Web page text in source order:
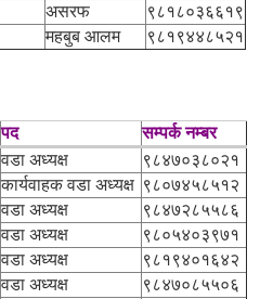
असरफ
९८१८०३६६१९
महबुब आलम ९८१९४४८५२१
पद
सम्पर्क नम्बर
वडा अध्यक्ष
९८४७०३८०२१
कार्यवाहक वडा अध्यक्ष ९८०७४५८५१२
वडा अध्यक्ष
९८४७२८५५८६
वडा अध्यक्ष
९८०५४०३९७१
वडा अध्यक्ष
९८१९४०१६४२
वडा अध्यक्ष
९८४७०८५५०६